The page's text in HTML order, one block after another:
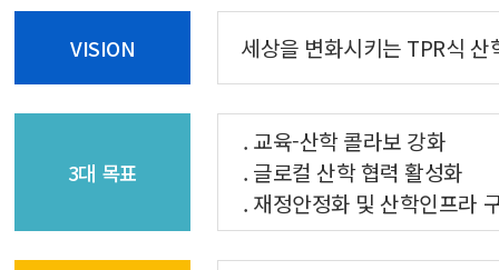
VISION 세상을 변화시키는 TPR식 산
3대 목표
. 교육-산학 콜라보 강화
. 글로컬 산학 협력 활성화
. 재정안정화 및 산학인프라